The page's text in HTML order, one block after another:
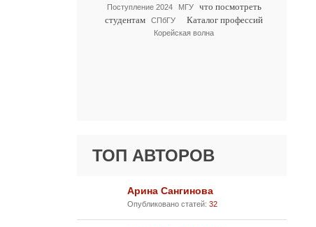
Поступление 2024
МГУ
что посмотреть
студентам
СПбГУ Каталог профессий
Корейская волна
ТОП АВТОРОВ
Арина Сангинова
Опубликовано статей: 32